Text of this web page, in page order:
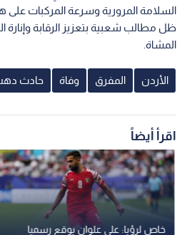
السلامة المرورية وسرعة المركبات على
ظل مطالب شعبية بتعزيز الرقابة وإنارة
المشاة.
الأردن المفرق وفاة حادث
اقرأ أيضاً
خاص لرؤيا: علي علوان يوقع رسميا